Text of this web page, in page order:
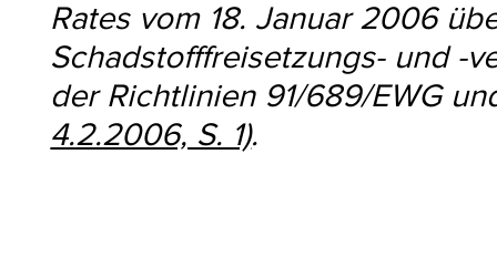
Rates vom 18. Januar 2006
Schadstofffreisetzungs- und -
der Richtlinien 91/689/EWG
4.2.2006, S. 1).